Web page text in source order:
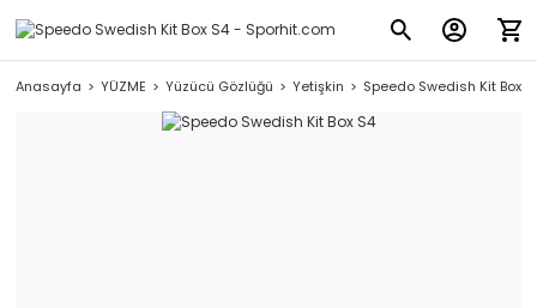
Anasayfa YÜZME Yüzücü Gözlüğü Yetişkin Speedo Swedish Kit Box